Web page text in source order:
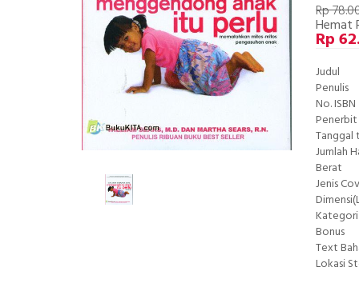
Rp
Hemat
Rp
Judul
Penulis
No. ISBN
Penerbit
Jumlah
Berat
Jenis
Kategori
Bonus
Text
Lokasi